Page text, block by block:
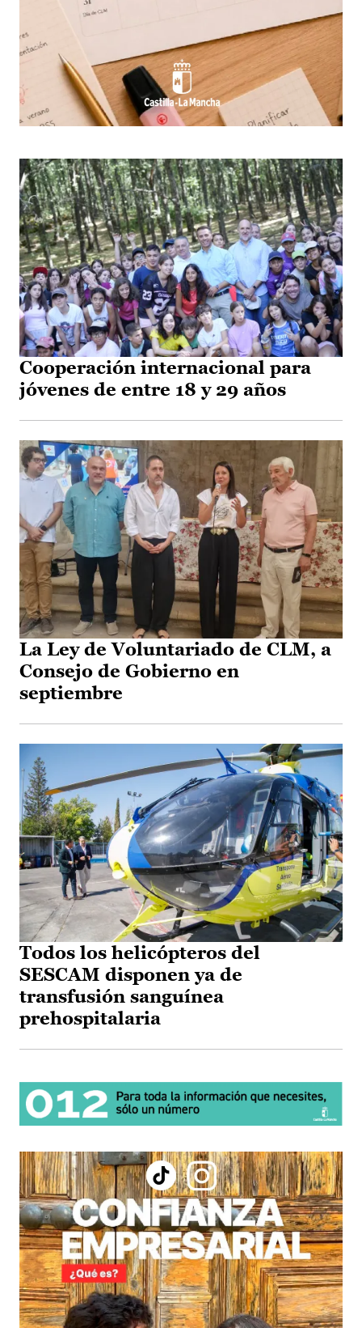
Cooperación internacional para
jóvenes de entre 18 y 29 años
La Ley de Voluntariado de CLM, a
Consejo de Gobierno en
septiembre
Todos los helicópteros del
SESCAM disponen ya de
transfusión sanguínea
prehospitalaria